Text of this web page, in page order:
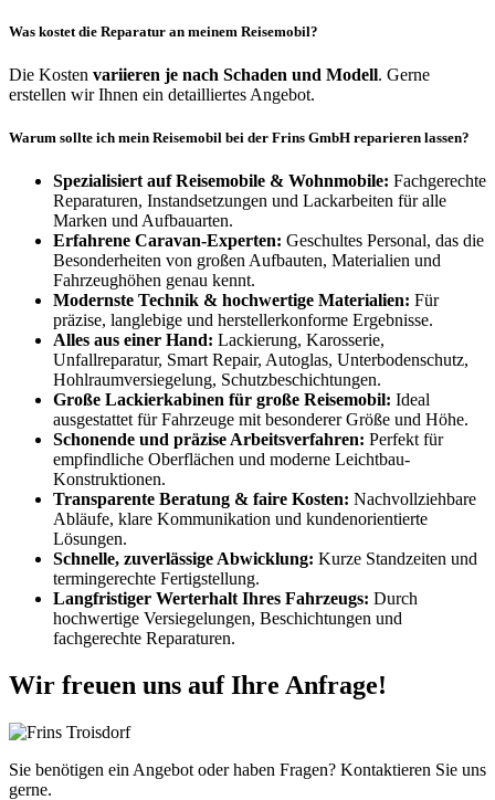
Was kostet die Reparatur an meinem Reisemobil?
Die Kosten variieren je nach Schaden und Modell. Gerne
erstellen wir Ihnen ein detailliertes Angebot.
Warum sollte ich mein Reisemobil bei der Frins GmbH reparieren lassen?
Spezialisiert auf Reisemobile & Wohnmobile: Fachgerechte
Reparaturen, Instandsetzungen und Lackarbeiten für alle
Marken und Aufbauarten.
Erfahrene Caravan-Experten: Geschultes Personal, das die
Besonderheiten von großen Aufbauten, Materialien und
Fahrzeughöhen genau kennt.
Modernste Technik & hochwertige Materialien: Für
präzise, langlebige und herstellerkonforme Ergebnisse.
Alles aus einer Hand: Lackierung, Karosserie,
Unfallreparatur, Smart Repair, Autoglas, Unterbodenschutz,
Hohlraumversiegelung, Schutzbeschichtungen.
Große Lackierkabinen für große Reisemobil: Ideal
ausgestattet für Fahrzeuge mit besonderer Größe und Höhe.
Schonende und präzise Arbeitsverfahren: Perfekt für
empfindliche Oberflächen und moderne Leichtbau-
Konstruktionen.
Transparente Beratung & faire Kosten: Nachvollziehbare
Abläufe, klare Kommunikation und kundenorientierte
Lösungen.
Schnelle, zuverlässige Abwicklung: Kurze Standzeiten und
termingerechte Fertigstellung.
Langfristiger Werterhalt Ihres Fahrzeugs: Durch
hochwertige Versiegelungen, Beschichtungen und
fachgerechte Reparaturen.
Wir freuen uns auf Ihre Anfrage!
Sie benötigen ein Angebot oder haben Fragen? Kontaktieren Sie uns
gerne.